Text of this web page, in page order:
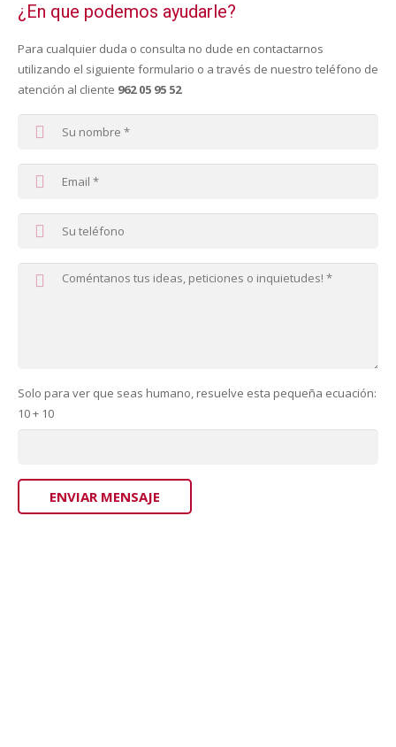
¿En que podemos ayudarle?
Para cualquier duda o consulta no dude en contactarnos
utilizando el siguiente formulario o a través de nuestro teléfono de
atención al cliente 962 05 95 52
Solo para ver que seas humano, resuelve esta pequeña ecuación:
10 + 10
ENVIAR MENSAJE